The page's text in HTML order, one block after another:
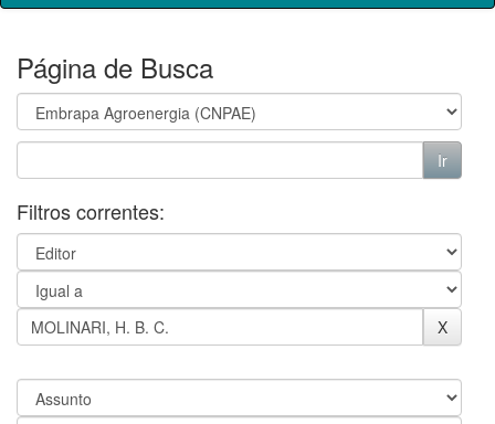
Página de Busca
Filtros correntes: